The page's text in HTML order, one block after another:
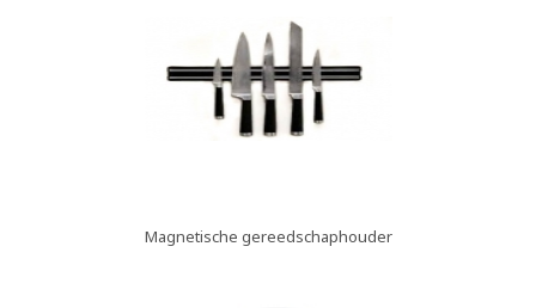
Magnetische gereedschaphouder